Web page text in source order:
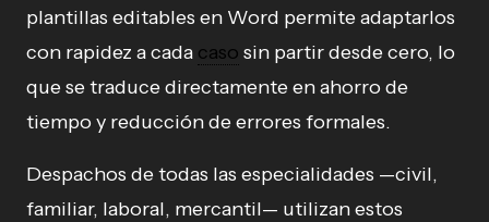
plantillas editables en Word permite adaptarlos
con rapidez a cada caso sin partir desde cero, lo
que se traduce directamente en ahorro de
tiempo y reducción de errores formales.
Despachos de todas las especialidades —civil,
familiar, laboral, mercantil— utilizan estos